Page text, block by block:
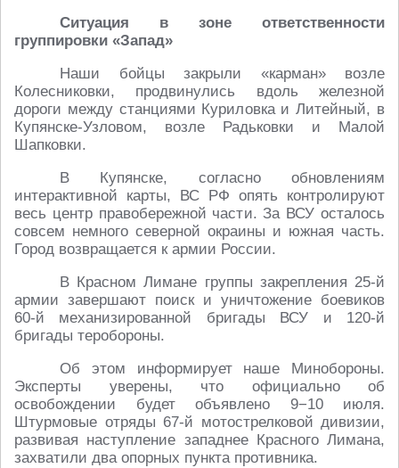
Ситуация в зоне ответственности
группировки «Запад»
Наши бойцы закрыли «карман» возле
Колесниковки, продвинулись вдоль железной
дороги между станциями Куриловка и Литейный, в
Купянске-Узловом, возле Радьковки и Малой
Шапковки.
В Купянске, согласно обновлениям
интерактивной карты, ВС РФ опять контролируют
весь центр правобережной части. За ВСУ осталось
совсем немного северной окраины и южная часть.
Город возвращается к армии России.
В Красном Лимане группы закрепления 25-й
армии завершают поиск и уничтожение боевиков
60-й механизированной бригады ВСУ и 120-й
бригады теробороны.
Об этом информирует наше Минобороны.
Эксперты уверены, что официально об
освобождении будет объявлено 9−10 июля.
Штурмовые отряды 67-й мотострелковой дивизии,
развивая наступление западнее Красного Лимана,
захватили два опорных пункта противника.